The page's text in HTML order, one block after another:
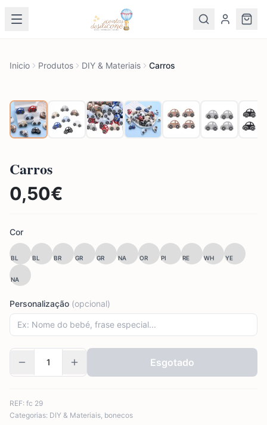
Inicio Produtos DIY & Materiais Carros
Carros
0,50€
Cor
BL BL BR GR GR NA OR PI RE WH YE
NA
Personalização (opcional)
Esgotado
REF: fc 29
Categorias: DIY & Materiais, bonecos